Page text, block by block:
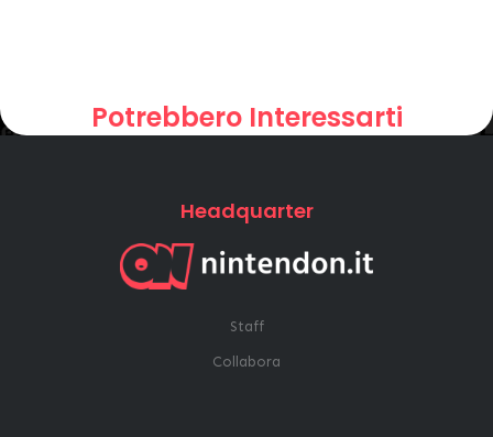
Potrebbero Interessarti
Headquarter
Staff
Collabora